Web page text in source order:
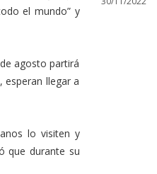
el mundo” y
agosto partirá
esperan llegar a
lo visiten y
que durante su